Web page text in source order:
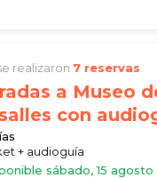
realizaron 7 reservas
a Museo
con
+ audioguía
sábado, 15 agosto